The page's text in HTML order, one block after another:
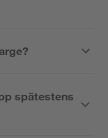
spätestens